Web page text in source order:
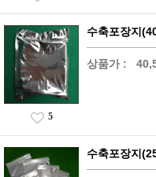
수축포장지
상품가 :
5
수축포장지